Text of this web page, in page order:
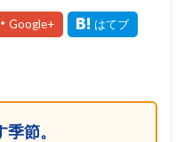
節。